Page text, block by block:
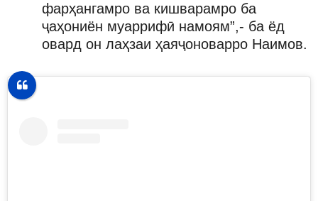
фарҳангамро ва кишварамро ба
ҷаҳониён муаррифӣ намоям”,- ба ёд
овард он лаҳзаи ҳаяҷоноварро Наимов.